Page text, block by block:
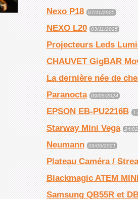
Nexo P18 07/11/2025
NEXO L20 03/11/2025
Projecteurs Leds
CHAUVET GigBAR
La dernière née de
Paranocta 09/05/2024
EPSON EB-PU2216B
Starway Mini Vega 24/
Neumann 05/05/2021
Plateau Caméra /
Blackmagic ATEM
Samsung QB55R et